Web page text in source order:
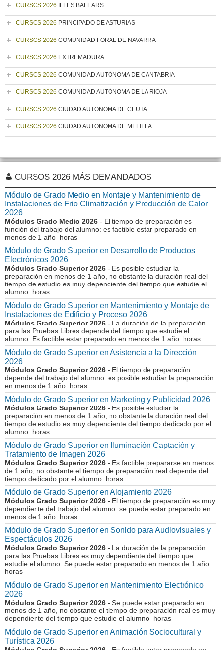
CURSOS 2026 ILLES BALEARS
CURSOS 2026 PRINCIPADO DE ASTURIAS
CURSOS 2026 COMUNIDAD FORAL DE NAVARRA
CURSOS 2026 EXTREMADURA
CURSOS 2026 COMUNIDAD AUTÓNOMA DE CANTABRIA
CURSOS 2026 COMUNIDAD AUTÓNOMA DE LA RIOJA
CURSOS 2026 CIUDAD AUTONOMA DE CEUTA
CURSOS 2026 CIUDAD AUTONOMA DE MELILLA
CURSOS 2026 MÁS DEMANDADOS
Módulo de Grado Medio en Montaje y Mantenimiento de
Instalaciones de Frio Climatización y Producción de Calor
2026
Módulos Grado Medio 2026 - El tiempo de preparación es
función del trabajo del alumno: es factible estar preparado en
menos de 1 año horas
Módulo de Grado Superior en Desarrollo de Productos
Electrónicos 2026
Módulos Grado Superior 2026 - Es posible estudiar la
preparación en menos de 1 año, no obstante la duración real del
tiempo de estudio es muy dependiente del tiempo que estudie el
alumno horas
Módulo de Grado Superior en Mantenimiento y Montaje de
Instalaciones de Edificio y Proceso 2026
Módulos Grado Superior 2026 - La duración de la preparación
para las Pruebas Libres depende del tiempo que estudie el
alumno. Es factible estar preparado en menos de 1 año horas
Módulo de Grado Superior en Asistencia a la Dirección
2026
Módulos Grado Superior 2026 - El tiempo de preparación
depende del trabajo del alumno: es posible estudiar la preparación
en menos de 1 año horas
Módulo de Grado Superior en Marketing y Publicidad 2026
Módulos Grado Superior 2026 - Es posible estudiar la
preparación en menos de 1 año, no obstante la duración real del
tiempo de estudio es muy dependiente del tiempo dedicado por el
alumno horas
Módulo de Grado Superior en Iluminación Captación y
Tratamiento de Imagen 2026
Módulos Grado Superior 2026 - Es factible prepararse en menos
de 1 año, no obstante el tiempo de preparación real depende del
tiempo dedicado por el alumno horas
Módulo de Grado Superior en Alojamiento 2026
Módulos Grado Superior 2026 - El tiempo de preparación es muy
dependiente del trabajo del alumno: se puede estar preparado en
menos de 1 año horas
Módulo de Grado Superior en Sonido para Audiovisuales y
Espectáculos 2026
Módulos Grado Superior 2026 - La duración de la preparación
para las Pruebas Libres es muy dependiente del tiempo que
estudie el alumno. Se puede estar preparado en menos de 1 año
horas
Módulo de Grado Superior en Mantenimiento Electrónico
2026
Módulos Grado Superior 2026 - Se puede estar preparado en
menos de 1 año, no obstante el tiempo de preparación real es muy
dependiente del tiempo que estudie el alumno horas
Módulo de Grado Superior en Animación Sociocultural y
Turística 2026